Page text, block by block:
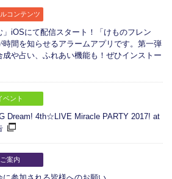
コンテンツ
」iOSにて配信スタート！「けものフレン
間を知らせるアラームアプリです。第一弾
や占い、ふれあい機能も！ぜひインストー
ベント
Dream! 4th☆LIVE Miracle PARTY 2017! at
ご案内